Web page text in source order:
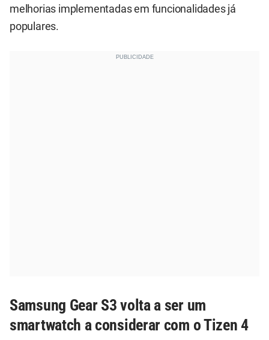
melhorias implementadas em funcionalidades já
populares.
Samsung Gear S3 volta a ser um
smartwatch a considerar com o Tizen 4